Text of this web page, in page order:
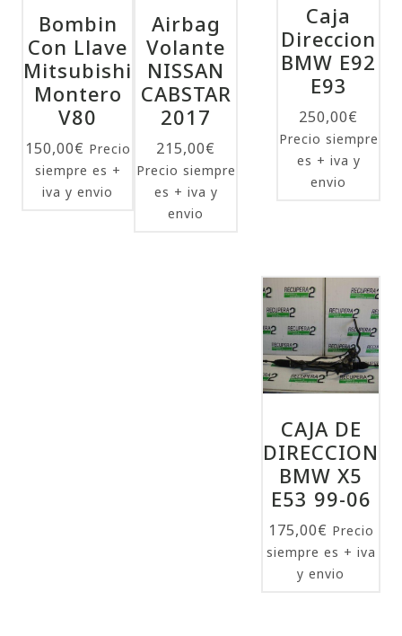
Bombin
Con Llave
Mitsubishi
Montero
V80
150,00€ Precio
siempre es +
iva y envio
Caja
Direccion
BMW E92
E93
250,00€
Precio siempre
es + iva y
envio
Airbag
Volante
NISSAN
CABSTAR
2017
215,00€
Precio siempre
es + iva y
envio
CAJA DE
DIRECCION
BMW X5
E53 99-06
175,00€ Precio
siempre es + iva
y envio